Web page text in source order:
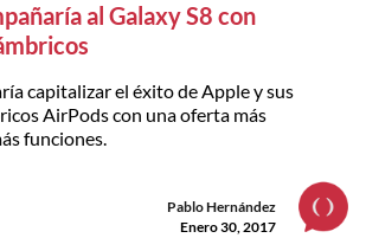
al Galaxy S8 con
capitalizar el éxito de Apple y sus
AirPods con una oferta más
funciones.
Pablo Hernández
Enero 30, 2017